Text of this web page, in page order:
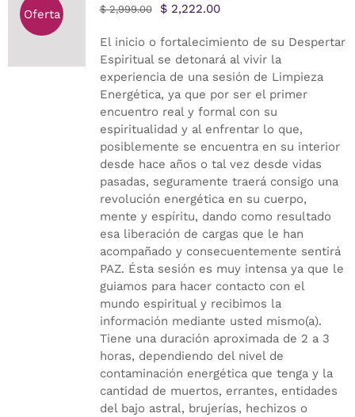
Oferta $2,999.00
El
original
era:
$ 2,999.00.
$2,222.00El
actual
es:
$ 2,222.00.
El inicio o fortalecimiento de su Despertar
Espiritual se detonará al vivir la
experiencia de una sesión de Limpieza
Energética, ya que por ser el primer
encuentro real y formal con su
espiritualidad y al enfrentar lo que,
posiblemente se encuentra en su interior
desde hace años o tal vez desde vidas
pasadas, seguramente traerá consigo una
revolución energética en su cuerpo,
mente y espíritu, dando como resultado
esa liberación de cargas que le han
acompañado y consecuentemente sentirá
PAZ. Ésta sesión es muy intensa ya que le
guiamos para hacer contacto con el
mundo espiritual y recibimos la
información mediante usted mismo(a).
Tiene una duración aproximada de 2 a 3
horas, dependiendo del nivel de
contaminación energética que tenga y la
cantidad de muertos, errantes, entidades
del bajo astral, brujerías, hechizos o